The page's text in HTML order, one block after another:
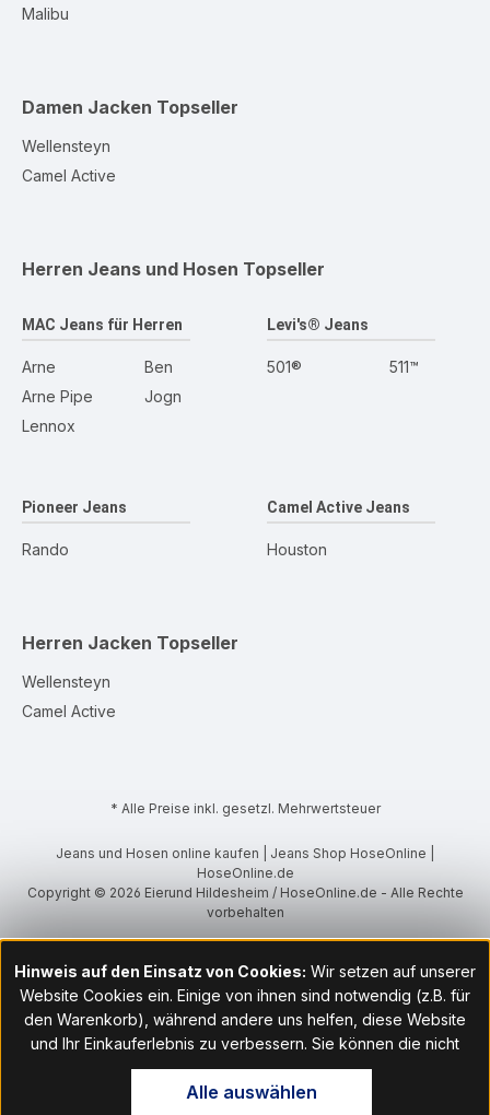
Malibu
Damen Jacken Topseller
Wellensteyn
Camel Active
Herren Jeans und Hosen Topseller
MAC Jeans für Herren
Arne
Arne Pipe
Lennox
Ben
Jogn
Levi's® Jeans
501® 511™
Pioneer Jeans
Rando
Camel Active Jeans
Houston
Herren Jacken Topseller
Wellensteyn
Camel Active
* Alle Preise inkl. gesetzl. Mehrwertsteuer
Jeans und Hosen online kaufen | Jeans Shop HoseOnline |
HoseOnline.de
Copyright © 2026 Eierund Hildesheim / HoseOnline.de - Alle Rechte
vorbehalten
Hinweis auf den Einsatz von Cookies: Wir setzen auf unserer
Website Cookies ein. Einige von ihnen sind notwendig (z.B. für
den Warenkorb), während andere uns helfen, diese Website
und Ihr Einkauferlebnis zu verbessern. Sie können die nicht
notwendigen Cookies mit Klick auf „OK“ akzeptieren oder per
Klick auf "Nur technisch notwendige akzeptieren" ablehnen. Den
Alle auswählen